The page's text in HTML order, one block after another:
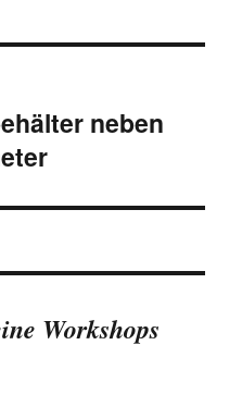
neben
Workshops